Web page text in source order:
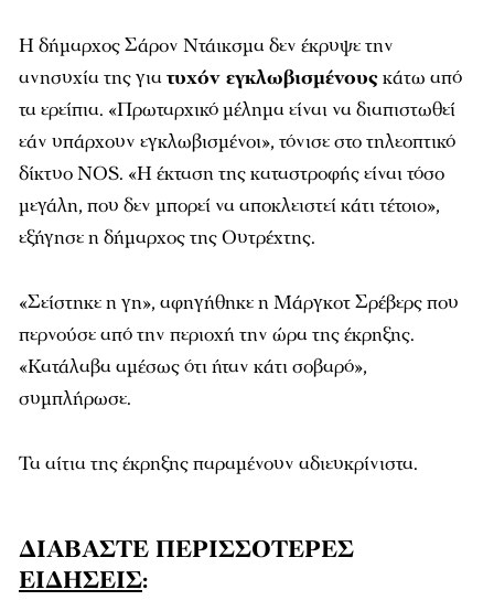
Η δήμαρχος Σάρον Ντάικσμα δεν έκρυψε την
ανησυχία της γιατυχόν εγκλωβισμένουςκάτω από
τα ερείπια. «Πρωταρχικό μέλημα είναι να διαπιστωθεί
εάν υπάρχουν εγκλωβισμένοι», τόνισε στο τηλεοπτικό
δίκτυο NOS. «Η έκταση της καταστροφής είναι τόσο
μεγάλη, που δεν μπορεί να αποκλειστεί κάτι τέτοιο»,
εξήγησε η δήμαρχος της Ουτρέχτης.
«Σείστηκε η γη», αφηγήθηκε η Μάργκοτ Σρέβερς που
περνούσε από την περιοχή την ώρα της έκρηξης.
«Κατάλαβα αμέσως ότι ήταν κάτι σοβαρό»,
συμπλήρωσε.
Τα αίτια της έκρηξης παραμένουν αδιευκρίνιστα.
ΔΙΑΒΑΣΤΕ ΠΕΡΙΣΣΟΤΕΡΕΣ
ΕΙΔΗΣΕΙΣ: